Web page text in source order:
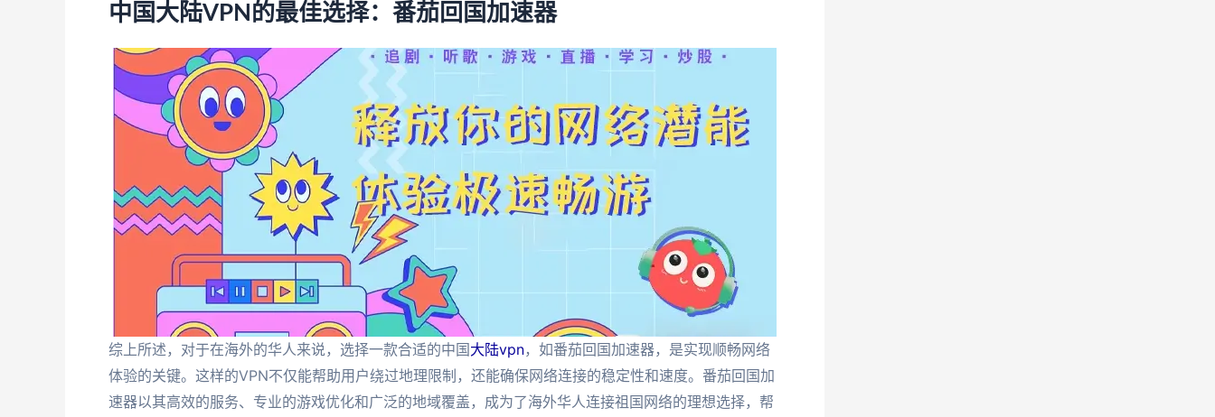
中国大陆VPN的最佳选择：番茄回国加速器
综上所述，对于在海外的华人来说，选择一款合适的中国大陆vpn，如番茄回国加速器，是实现顺畅网络
体验的关键。这样的VPN不仅能帮助用户绕过地理限制，还能确保网络连接的稳定性和速度。番茄回国加
速器以其高效的服务、专业的游戏优化和广泛的地域覆盖，成为了海外华人连接祖国网络的理想选择，帮